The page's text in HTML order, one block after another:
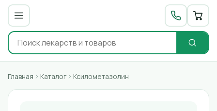
Главная Каталог Ксилометазолин